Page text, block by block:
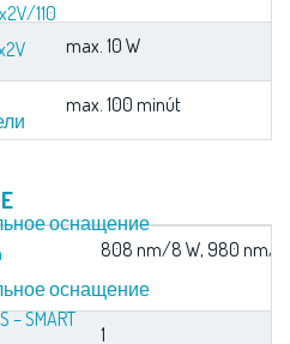
110
оснащение
оснащение
– SMART
max. 10 W
max. 100 minút
808 nm/8 W, 980 nm/
1